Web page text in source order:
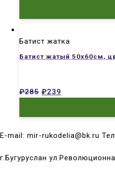
Батист жатка
Батист жатый 50х60см,
₽285 ₽239
E-mail: mir-rukodelia@bk.ru
г.Бугуруслан